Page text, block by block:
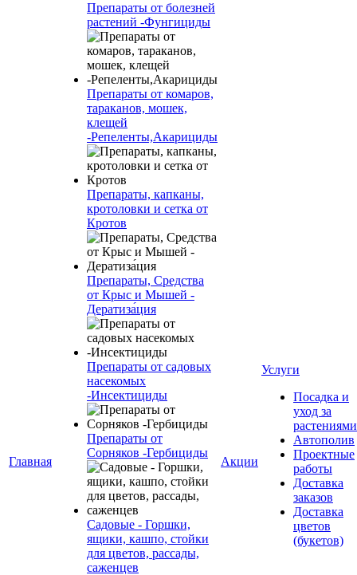
Главная
Препараты от болезней
растений -Фунгициды
Препараты от комаров,
тараканов, мошек,
клещей
-Репеленты,Акарициды
Препараты, капканы,
кротоловки и сетка от
Кротов
Препараты, Средства
от Крыс и Мышей -
Дератиза́ция
Препараты от садовых
насекомых
-Инсектициды
Препараты от
Сорняков -Гербициды
Садовые - Горшки,
ящики, кашпо, стойки
для цветов, рассады,
саженцев
Акции
Услуги
Посадка и
уход за
растениями
Автополив
Проектные
работы
Доставка
заказов
Доставка
цветов
(букетов)